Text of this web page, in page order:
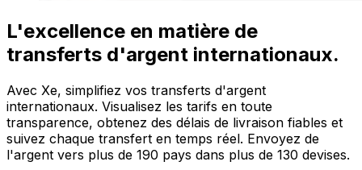
L'excellence en matière de
transferts d'argent internationaux.
Avec Xe, simplifiez vos transferts d'argent
internationaux. Visualisez les tarifs en toute
transparence, obtenez des délais de livraison fiables et
suivez chaque transfert en temps réel. Envoyez de
l'argent vers plus de 190 pays dans plus de 130 devises.